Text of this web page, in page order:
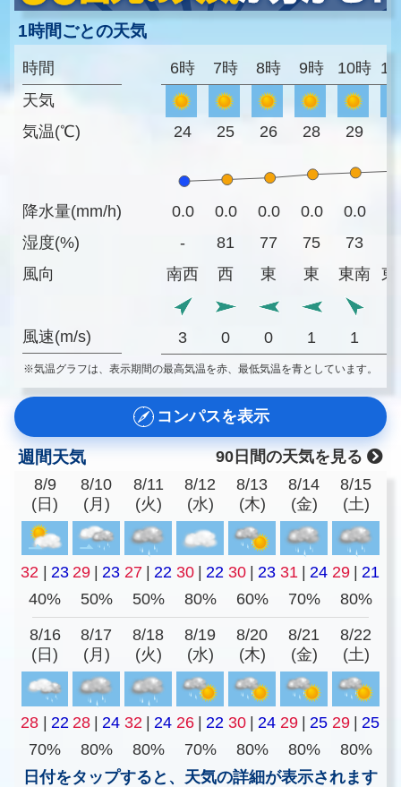
1時間ごとの天気
時間
天気
気温(℃)
降水量(mm/h)
湿度(%)
風向
風速(m/s)
6時 7時 8時 9時 10時
24 25 26 28 29
0.0 0.0 0.0 0.0 0.0
-
81 77 75 73
南西
西 東 東 東南 東
3 0 0 1 1
※気温グラフは、表示期間の最高気温を赤、最低気温を青としています。
コンパスを表示
週間天気
90日間の天気を見る
8/9
(日)
8/10
(月)
8/11
(火)
8/12
(水)
8/13
(木)
8/14
(金)
8/15
(土)
32 23 29 23 27 22 30 22 30 23 31 24 29
21
40%
50% 50% 80% 60% 70% 80%
8/16
(日)
8/17
(月)
8/18
(火)
8/19
(水)
8/20
(木)
8/21
(金)
8/22
(土)
28 22 28 24 32 24 26 22 30 24 29 25 29
25
70%
80% 80% 70% 80% 80%
80%
日付をタップすると、天気の詳細が表示されます